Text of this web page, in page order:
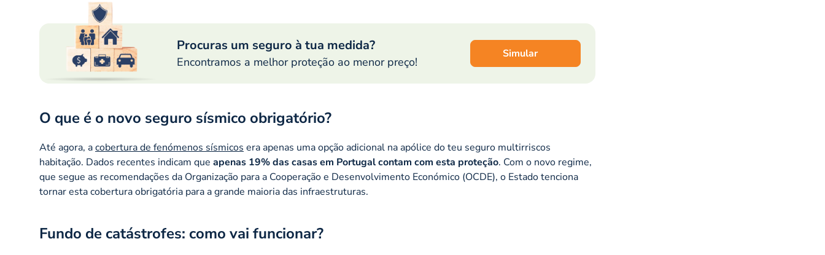
Procuras um seguro à tua medida?
Encontramos a melhor proteção ao menor preço!
Simular
O que é o novo seguro sísmico obrigatório?
Até agora, acobertura de fenómenos sísmicos era apenas uma opção adicional na apólice do teu seguro multirriscos
habitação. Dados recentes indicam que apenas 19% das casas em Portugal contam com esta proteção. Com o novo regime,
que segue as recomendações da Organização para a Cooperação e Desenvolvimento Económico (OCDE), o Estado tenciona
tornar esta cobertura obrigatória para a grande maioria das infraestruturas.
Fundo de catástrofes: como vai funcionar?